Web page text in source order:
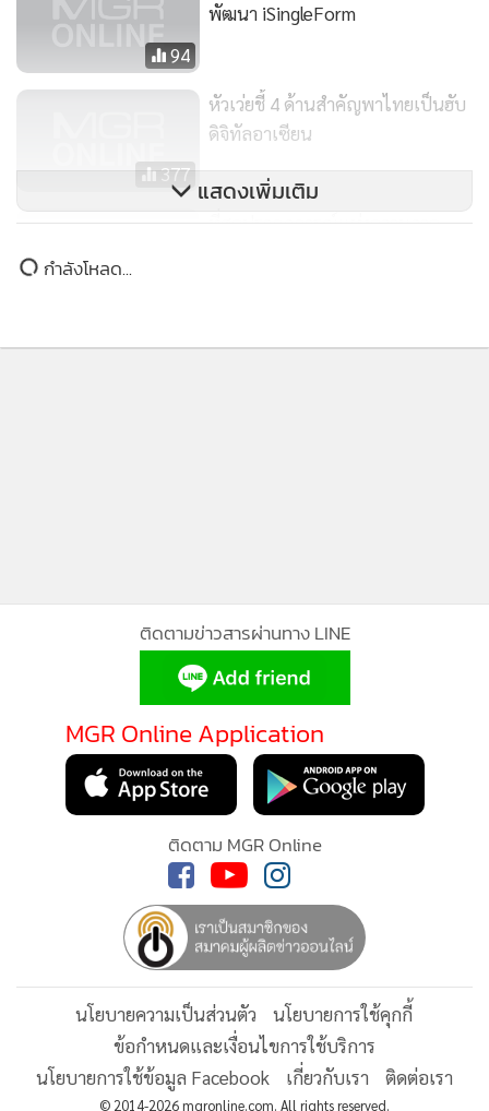
นางปิยะธิดา อิทธิระวิวงศ์ ประธานกรรมการ แผนกธุรกิจคลาวด์
บริษัท หัวเว่ย เทคโนโลยี่ (ประเทศไทย) จำกัด กล่าวว่า Huawei
ประสบการณ์สูง เป็นเทคโนโลยีที่เข้ามามีบทบาทมากขึ้นกับทุก
และยกระดับกิจการให้ Smart ในสายตานักลงทุน ด้วยความร่วม
มือระหว่าง Huawei Cloud กับ ติงส์ ออน เน็ต จะช่วยนำ
เทคโนโลยี IoT ให้เกิดขี้นจริง
นางปิยะธิดา กล่าวทิ้งท้ายว่า หัวเว่ย ประเทศไทย มีความภาค
ภูมิใจอย่างยิ่งที่ได้ร่วมเป็นส่วนหนึ่งในการผลักดันประเทศไทยไป
พร้อมกับทุกภาคส่วน ในฐานะที่เป็นทั้งเจ้าของเทคโนโลยีด้าน
ระดับโลก เพื่อการเติบโตไปด้วยกันอย่างแข็งแกร่งภายใต้
เศรษฐกิจในยุคดิจิทัล ที่ตอบรับวิสัยทัศน์ของเราที่ต้องการนำ
เทคโนโลยีดิจิทัลสู่ทุกผู้คน ทุกครัวเรือน และทุกองค์กร เพื่อขับ
เคลื่อนโลกอัจฉริยะที่เชื่อมโยงถึงกันอย่างเต็มรูปแบบ
94
พัฒนา iSingleForm
377
หัวเว่ยชี้ 4 ด้านสำคัญพาไทยเป็นฮับ
ดิจิทัลอาเซียน
ที่สุดปรากฏการณ์แห่งความภาค
แสดงเพิ่มเติม
กำลังโหลด...
ติดตามข่าวสารผ่านทาง LINE
MGR Online Application
MGR Online ใช้คุกกี้
MGR Online ใช้คุกกี้ เพื่อจัดการข้อ
ประสบการณ์คอนเทนต์ที่ดีที่สุดให้กับ
แอพพลิเคชั่น
ส่วนบุคคล